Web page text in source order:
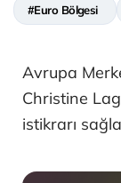
#Euro Bölgesi
Avrupa
Christine
istikrarı